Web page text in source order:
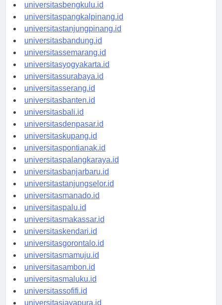
universitasbengkulu.id
universitaspangkalpinang.id
universitastanjungpinang.id
universitasbandung.id
universitassemarang.id
universitasyogyakarta.id
universitassurabaya.id
universitasserang.id
universitasbanten.id
universitasbali.id
universitasdenpasar.id
universitaskupang.id
universitaspontianak.id
universitaspalangkaraya.id
universitasbanjarbaru.id
universitastanjungselor.id
universitasmanado.id
universitaspalu.id
universitasmakassar.id
universitaskendari.id
universitasgorontalo.id
universitasmamuju.id
universitasambon.id
universitasmaluku.id
universitassofifi.id